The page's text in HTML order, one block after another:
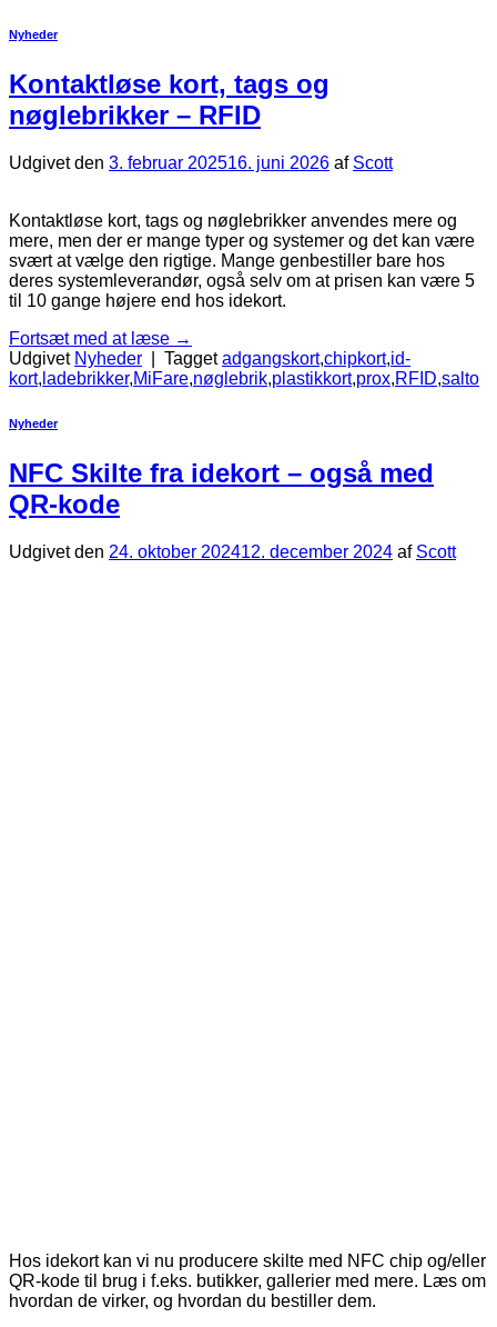
Nyheder
Kontaktløse kort, tags og
nøglebrikker – RFID
Udgivet den 3. februar 202516. juni 2026 af Scott
Kontaktløse kort, tags og nøglebrikker anvendes mere og
mere, men der er mange typer og systemer og det kan være
svært at vælge den rigtige. Mange genbestiller bare hos
deres systemleverandør, også selv om at prisen kan være 5
til 10 gange højere end hos idekort.
Fortsæt med at læse →
Udgivet Nyheder Taggetadgangskort,chipkort,id-
kort, ladebrikker,MiFare,nøglebrik,plastikkort,prox,RFID,salto
Nyheder
NFC Skilte fra idekort – også med
QR-kode
Udgivet den 24. oktober 202412. december 2024 af Scott
Hos idekort kan vi nu producere skilte med NFC chip og/eller
QR-kode til brug i f.eks. butikker, gallerier med mere. Læs om
hvordan de virker, og hvordan du bestiller dem.